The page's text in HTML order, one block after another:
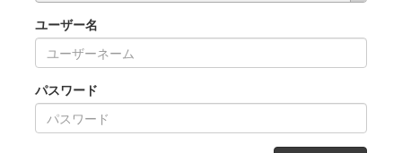
ユーザー名
パスワード